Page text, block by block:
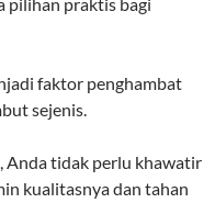
faktor penghambat
sejenis.
Anda tidak perlu khawatir
kualitasnya dan tahan